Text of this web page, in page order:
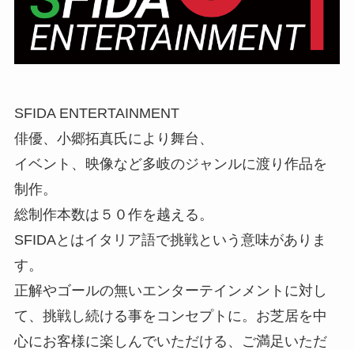
SFIDA ENTERTAINMENT
俳優、小郷拓真氏により舞台、
イベント、映像など多岐のジャンルに渡り作品を
制作。
総制作本数は５０作を越える。
SFIDAとはイタリア語で挑戦という意味がありま
す。
正解やゴールの無いエンターテインメントに対し
て、挑戦し続ける事をコンセプトに。お芝居を中
心にお客様に楽しんでいただける、ご満足いただ